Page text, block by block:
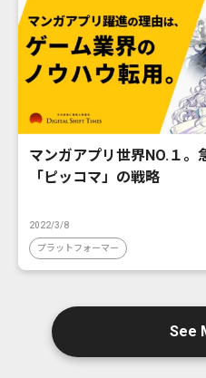
マンガアプリ世界NO.１。
「ピッコマ」の戦略
2022/3/8
プラットフォーマー
See